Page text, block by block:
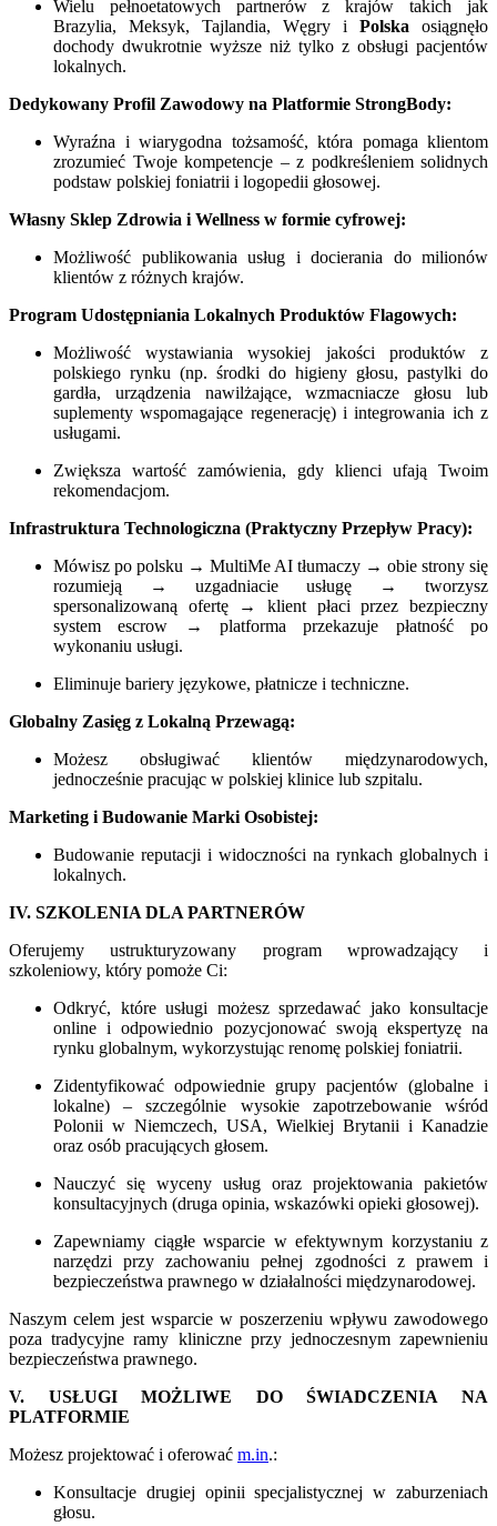
Wielu pełnoetatowych partnerów z krajów takich jak
Brazylia, Meksyk, Tajlandia, Węgry i Polska osiągnęło
dochody dwukrotnie wyższe niż tylko z obsługi pacjentów
lokalnych.
Dedykowany Profil Zawodowy na Platformie StrongBody:
Wyraźna i wiarygodna tożsamość, która pomaga klientom
zrozumieć Twoje kompetencje – z podkreśleniem solidnych
podstaw polskiej foniatrii i logopedii głosowej.
Własny Sklep Zdrowia i Wellness w formie cyfrowej:
Możliwość publikowania usług i docierania do milionów
klientów z różnych krajów.
Program Udostępniania Lokalnych Produktów Flagowych:
Możliwość wystawiania wysokiej jakości produktów z
polskiego rynku (np. środki do higieny głosu, pastylki do
gardła, urządzenia nawilżające, wzmacniacze głosu lub
suplementy wspomagające regenerację) i integrowania ich z
usługami.
Zwiększa wartość zamówienia, gdy klienci ufają Twoim
rekomendacjom.
Infrastruktura Technologiczna (Praktyczny Przepływ Pracy):
Mówisz po polsku → MultiMe AI tłumaczy → obie strony się
rozumieją → uzgadniacie usługę → tworzysz
spersonalizowaną ofertę → klient płaci przez bezpieczny
system escrow → platforma przekazuje płatność po
wykonaniu usługi.
Eliminuje bariery językowe, płatnicze i techniczne.
Globalny Zasięg z Lokalną Przewagą:
Możesz obsługiwać klientów międzynarodowych,
jednocześnie pracując w polskiej klinice lub szpitalu.
Marketing i Budowanie Marki Osobistej:
Budowanie reputacji i widoczności na rynkach globalnych i
lokalnych.
IV. SZKOLENIA DLA PARTNERÓW
Oferujemy ustrukturyzowany program wprowadzający i
szkoleniowy, który pomoże Ci:
Odkryć, które usługi możesz sprzedawać jako konsultacje
online i odpowiednio pozycjonować swoją ekspertyzę na
rynku globalnym, wykorzystując renomę polskiej foniatrii.
Zidentyfikować odpowiednie grupy pacjentów (globalne i
lokalne) – szczególnie wysokie zapotrzebowanie wśród
Polonii w Niemczech, USA, Wielkiej Brytanii i Kanadzie
oraz osób pracujących głosem.
Nauczyć się wyceny usług oraz projektowania pakietów
konsultacyjnych (druga opinia, wskazówki opieki głosowej).
Zapewniamy ciągłe wsparcie w efektywnym korzystaniu z
narzędzi przy zachowaniu pełnej zgodności z prawem i
bezpieczeństwa prawnego w działalności międzynarodowej.
Naszym celem jest wsparcie w poszerzeniu wpływu zawodowego
poza tradycyjne ramy kliniczne przy jednoczesnym zapewnieniu
bezpieczeństwa prawnego.
V. USŁUGI MOŻLIWE DO ŚWIADCZENIA NA
PLATFORMIE
Możesz projektować i oferować m.in.:
Konsultacje drugiej opinii specjalistycznej w zaburzeniach
głosu.